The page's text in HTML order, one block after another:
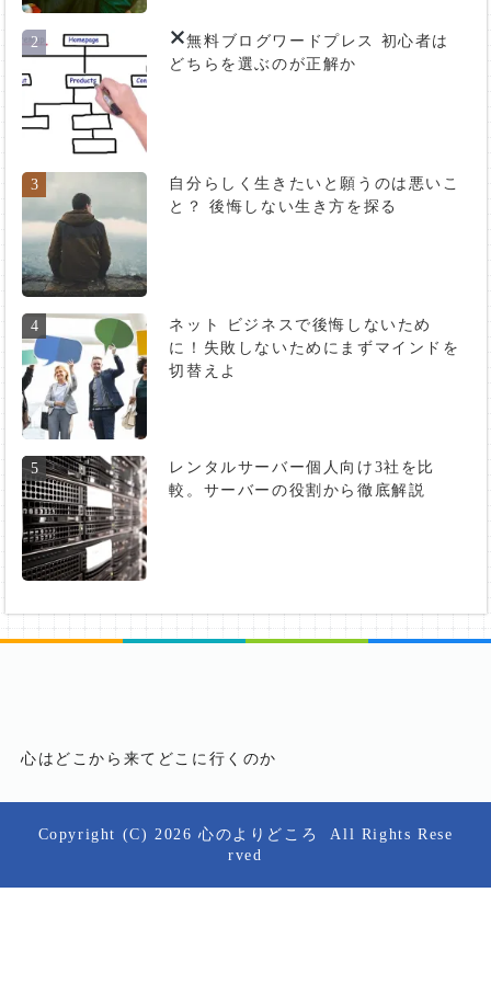
2 無料ブログ ワードプレス 初心者は
どちらを選ぶのが正解か
3
自分らしく生きたいと願うのは悪いこ
と？ 後悔しない生き方を探る
4
ネット ビジネスで後悔しないため
に！失敗しないためにまずマインドを
切替えよ
5
レンタルサーバー個人向け3社を比
較。サーバーの役割から徹底解説
心はどこから来てどこに行くのか
Copyright (C) 2026 心のよりどころ
All Rights Rese
rved